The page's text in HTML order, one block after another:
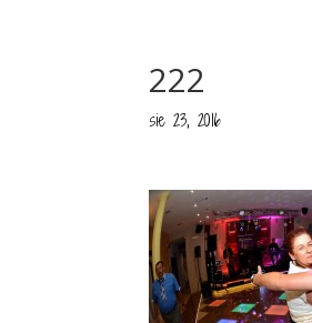
222
sie 23, 2016